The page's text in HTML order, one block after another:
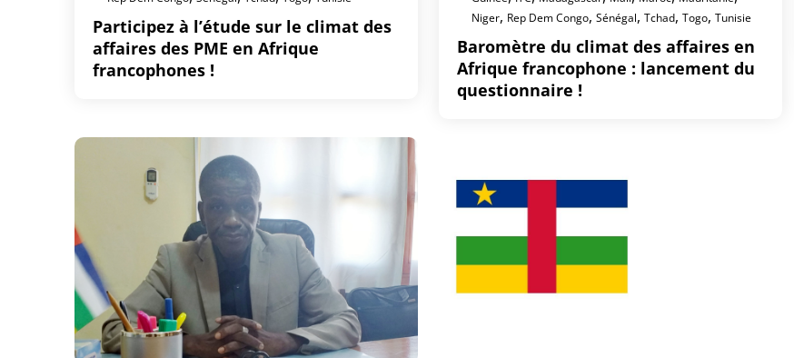
Participez à l’étude sur le climat des
affaires des PME en Afrique
francophones !
Niger, Rep Dem Congo,Sénégal,Tchad,Togo,Tunisie
Baromètre du climat des affaires en
Afrique francophone : lancement du
questionnaire !